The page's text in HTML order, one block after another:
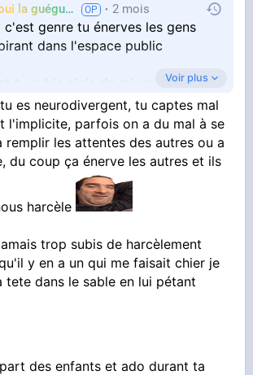
Miaouss oui la guéguérre TF6 2 mois
c'est genre tu énerves les gens
dans l'espace public
et tu subis plein de micro agression,
Voir plus
es neurodivergent, tu captes mal
l'implicite, parfois on a du mal à se
remplir les attentes des autres ou a
du coup ça énerve les autres et ils
harcèle
trop subis de harcèlement
y en a un qui me faisait chier je
tete dans le sable en lui pétant
des enfants et ado durant ta